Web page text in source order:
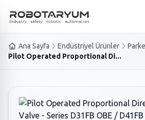
Ana içeriğe geç
Ana Sayfa Endüstriyel Ürünler
Pilot Operated Proportional Di...